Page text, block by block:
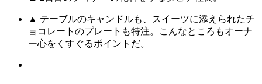
▲ テーブルのキャンドルも、スイーツに添えられたチ
ョコレートのプレートも特注。こんなところもオーナ
ー心をくすぐるポイントだ。